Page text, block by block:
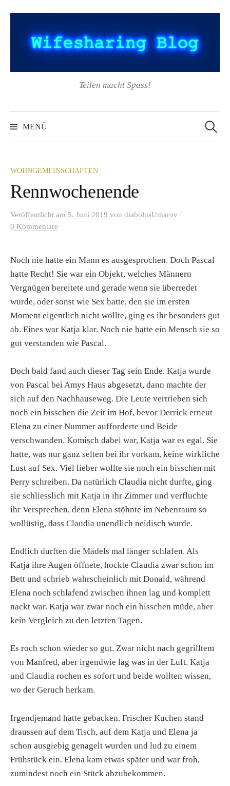
Inhalt
Teilen macht Spass!
MENÜ
nach:
WOHNGEMEINSCHAFTEN
Rennwochenende
Veröffentlicht am 5. Juni 2019 von diabolusUmarov /
0 Kommentare
Noch nie hatte ein Mann es ausgesprochen. Doch Pascal
hatte Recht! Sie war ein Objekt, welches Männern
Vergnügen bereitete und gerade wenn sie überredet
wurde, oder sonst wie Sex hatte, den sie im ersten
Moment eigentlich nicht wollte, ging es ihr besonders gut
ab. Eines war Katja klar. Noch nie hatte ein Mensch sie so
gut verstanden wie Pascal.
Doch bald fand auch dieser Tag sein Ende. Katja wurde
von Pascal bei Amys Haus abgesetzt, dann machte der
sich auf den Nachhauseweg. Die Leute vertrieben sich
noch ein bisschen die Zeit im Hof, bevor Derrick erneut
Elena zu einer Nummer aufforderte und Beide
verschwanden. Komisch dabei war, Katja war es egal. Sie
hatte, was nur ganz selten bei ihr vorkam, keine wirkliche
Lust auf Sex. Viel lieber wollte sie noch ein bisschen mit
Perry schreiben. Da natürlich Claudia nicht durfte, ging
sie schliesslich mit Katja in ihr Zimmer und verfluchte
ihr Versprechen, denn Elena stöhnte im Nebenraum so
wollüstig, dass Claudia unendlich neidisch wurde.
Endlich durften die Mädels mal länger schlafen. Als
Katja ihre Augen öffnete, hockte Claudia zwar schon im
Bett und schrieb wahrscheinlich mit Donald, während
Elena noch schlafend zwischen ihnen lag und komplett
nackt war. Katja war zwar noch ein bisschen müde, aber
kein Vergleich zu den letzten Tagen.
Es roch schon wieder so gut. Zwar nicht nach gegrilltem
von Manfred, aber irgendwie lag was in der Luft. Katja
und Claudia rochen es sofort und beide wollten wissen,
wo der Geruch herkam.
Irgendjemand hatte gebacken. Frischer Kuchen stand
draussen auf dem Tisch, auf dem Katja und Elena ja
schon ausgiebig genagelt wurden und lud zu einem
Frühstück ein. Elena kam etwas später und war froh,
zumindest noch ein Stück abzubekommen.